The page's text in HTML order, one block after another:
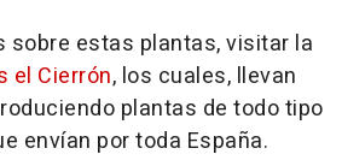
sobre estas plantas, visitar la
el Cierrón, los cuales, llevan
plantas de todo tipo
envían por toda España.